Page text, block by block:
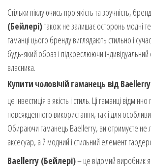
Стільки піклуючись про якість та зручність, бренд
(Бейлері)також не залишає осторонь модні
гаманці цього бренду виглядають стильно і
будь-який образ і підкреслюючи індивідуальний
власника.
Купити чоловічій гаманець від
це інвестиція в якість і стиль. Ці гаманці відмінно
повсякденного використання, так і для
Обираючи гаманець Baellerry, ви отримуєте не
аксесуар, а й модний і стильний елемент
Baellerry (Бейлері)– це відомий виробник